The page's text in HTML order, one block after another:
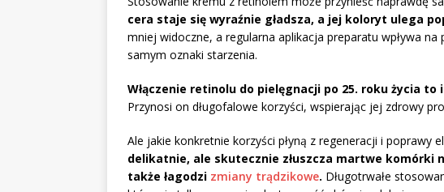
cera staje się wyraźnie gładsza, a jej koloryt ulega
mniej widoczne, a regularna aplikacja preparatu wpływa
samym oznaki starzenia.
Włączenie retinolu do pielęgnacji po 25. roku życia
Przynosi on długofalowe korzyści, wspierając jej zdrowy
Ale jakie konkretnie korzyści płyną z regeneracji i poprawy
delikatnie, ale skutecznie złuszcza martwe komórki
także łagodzi zmiany trądzikowe. Długotrwałe